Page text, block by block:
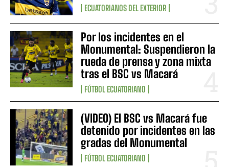
ECUATORIANOS DEL EXTERIOR
Por los incidentes en el
Monumental: Suspendieron la
rueda de prensa y zona mixta
tras el BSC vs Macará
FÚTBOL ECUATORIANO
(VIDEO) El BSC vs Macará fue
detenido por incidentes en las
gradas del Monumental
FÚTBOL ECUATORIANO